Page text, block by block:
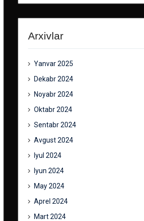
Arxivlar
Yanvar 2025
Dekabr 2024
Noyabr 2024
Oktabr 2024
Sentabr 2024
Avgust 2024
Iyul 2024
Iyun 2024
May 2024
Aprel 2024
Mart 2024